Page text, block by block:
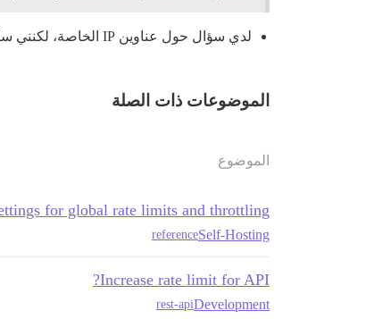
لدي سؤال حول عناوين IP الخاصة، لكنني سأشاركه في الموضوع الرئيسي. يمكن إغلاق هذا الموضوع على الأرجح في هذه المرحلة لأن ذلك الموضوع آخر أحدث.*
الموضوعات ذات الصلة
الموضوع
for global rate limits and throttling
Self-Hosting
reference
Increase rate limit for API?
Development
rest-api